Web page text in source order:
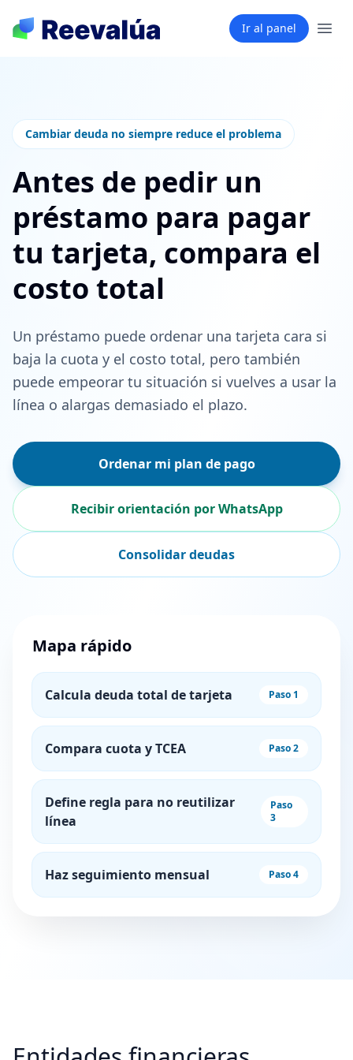
Ir al panel
Cambiar deuda no siempre reduce el problema
Antes de pedir un
préstamo para pagar
tu tarjeta, compara el
costo total
Un préstamo puede ordenar una tarjeta cara si
baja la cuota y el costo total, pero también
puede empeorar tu situación si vuelves a usar la
línea o alargas demasiado el plazo.
Ordenar mi plan de pago
Recibir orientación por WhatsApp
Consolidar deudas
Mapa rápido
Calcula deuda total de tarjeta Paso 1
Compara cuota y TCEA Paso 2
Define regla para no reutilizar
línea
Paso
3
Haz seguimiento mensual Paso 4